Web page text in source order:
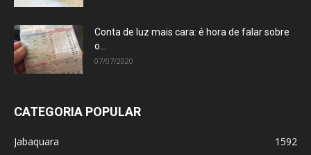
Conta de luz mais cara: é hora de falar sobre
o...
07/07/2020
CATEGORIA POPULAR
Jabaquara
1592